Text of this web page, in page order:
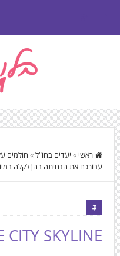
to
move
to
the
main
Content
התוכן
המרכזי,
You
can
press
Enter
to
skip
ראשי » יעדים בחו"ל»
עבורכם את הנחיתה בהן לקלה
CITY SKYLINE.